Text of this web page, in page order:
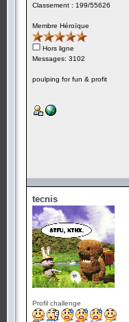
Classement : 199/55626
Membre Héroïque
Hors ligne
Messages: 3102
poulping for fun & profit
tecnis
Profil challenge